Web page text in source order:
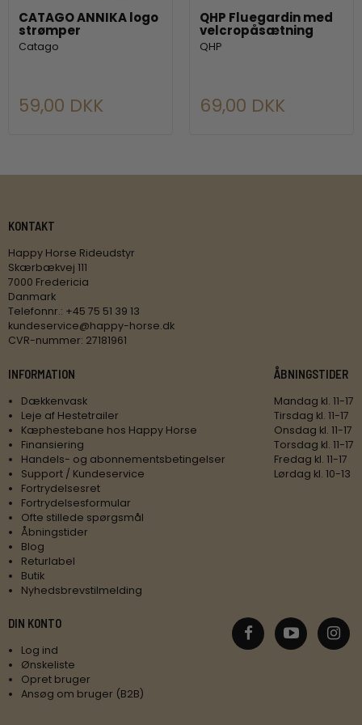
CATAGO ANNIKA logo
strømper
Catago
59,00 DKK
QHP Fluegardin med
velcropåsætning
QHP
69,00 DKK
KONTAKT
Happy Horse Rideudstyr
Skærbækvej 111
7000 Fredericia
Danmark
Telefonnr.: +45 75 51 39 13
kundeservice@happy-horse.dk
CVR-nummer: 27181961
INFORMATION
Dækkenvask
Leje af Hestetrailer
Kæphestebane hos Happy Horse
Finansiering
Handels- og abonnementsbetingelser
Support / Kundeservice
Fortrydelsesret
Fortrydelsesformular
Ofte stillede spørgsmål
Åbningstider
Blog
Returlabel
Butik
Nyhedsbrevstilmelding
ÅBNINGSTIDER
Mandag kl. 11-17
Tirsdag kl. 11-17
Onsdag kl. 11-17
Torsdag kl. 11-17
Fredag kl. 11-17
Lørdag kl. 10-13
DIN KONTO
Log ind
Ønskeliste
Opret bruger
Ansøg om bruger (B2B)